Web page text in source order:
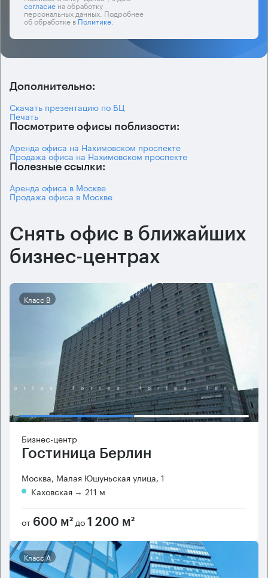
согласиена обработку
персональных данных. Подробнее
об обработке вПолитике.
Дополнительно:
Скачать презентацию по БЦ
Печать
Посмотрите офисы поблизости:
Аренда офиса на Нахимовском проспекте
Продажа офиса на Нахимовском проспекте
Полезные ссылки:
Аренда офиса в Москве
Продажа офиса в Москве
Снять офис в ближайших
бизнес-центрах
Класс B
Бизнес-центр
Гостиница Берлин
Москва, Малая Юшуньская улица, 1
Каховская → 211 м
от 600 м² до 1 200 м²
Класс А